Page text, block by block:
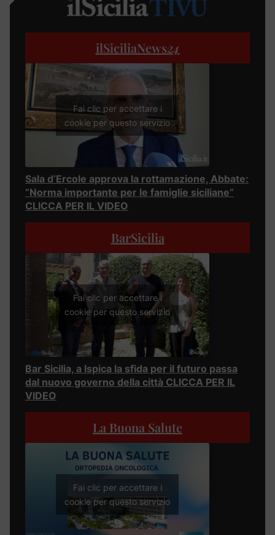
ilSiciliaNews24
Fai clic per accettare i
cookie per questo servizio
Sala d’Ercole approva la rottamazione, Abbate:
“Norma importante per le famiglie siciliane”
CLICCA PER IL VIDEO
BarSicilia
Fai clic per accettare i
cookie per questo servizio
Bar Sicilia, a Ispica la sfida per il futuro passa
dal nuovo governo della città CLICCA PER IL
VIDEO
La Buona Salute
Fai clic per accettare i
cookie per questo servizio